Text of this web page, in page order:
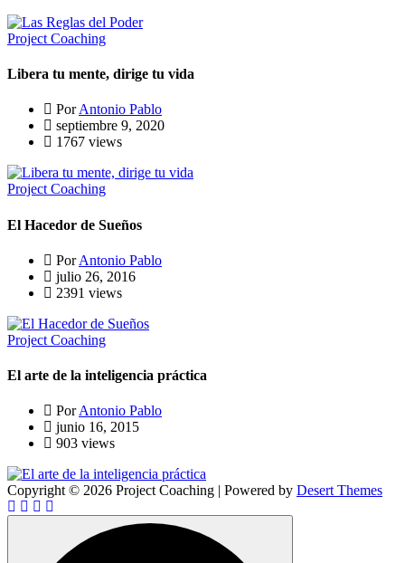
Project Coaching
Libera tu mente, dirige tu vida
PorAntonio Pablo
septiembre 9, 2020
1767 views
Project Coaching
El Hacedor de Sueños
PorAntonio Pablo
julio 26, 2016
2391 views
Project Coaching
El arte de la inteligencia práctica
PorAntonio Pablo
junio 16, 2015
903 views
Copyright © 2026 Project Coaching | Powered by Desert Themes